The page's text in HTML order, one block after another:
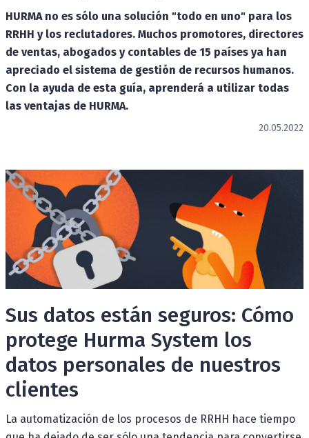
HURMA no es sólo una solución "todo en uno" para los
RRHH y los reclutadores. Muchos promotores, directores
de ventas, abogados y contables de 15 países ya han
apreciado el sistema de gestión de recursos humanos.
Con la ayuda de esta guía, aprenderá a utilizar todas
las ventajas de HURMA.
20.05.2022
Sus datos están seguros: Cómo
protege Hurma System los
datos personales de nuestros
clientes
La automatización de los procesos de RRHH hace tiempo